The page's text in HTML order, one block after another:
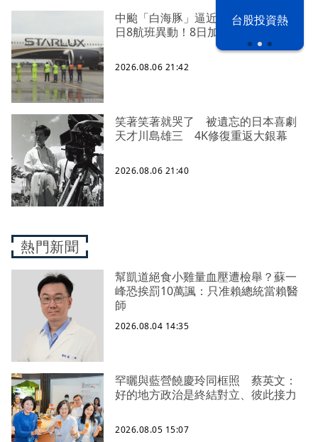
以色列 穹頂
之下
台股投資熱
中颱「白海豚」逼近北台灣 星宇台
日8航班異動！8日加開疏運
2026.08.06 21:42
笑著笑著就哭了 被遺忘的日本喜劇
天才川島雄三 4K修復重返大銀幕
2026.08.06 21:40
熱門新聞
幫凱道絕食小雞量血壓遭檢舉？蘇一
峰恐挨罰10萬諷：只准賴總統當賴醫
師
2026.08.04 14:35
罕曬與藍營饒慶玲同框照 蔡英文：
好的地方政治是終結對立、彼此接力
2026.08.05 15:07